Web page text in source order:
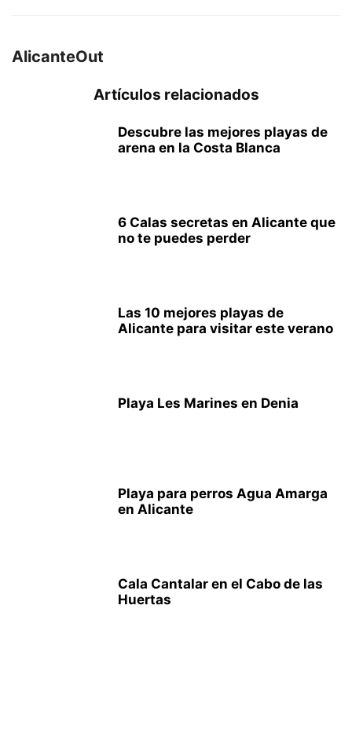
AlicanteOut
Artículos relacionados
Descubre las mejores playas de
arena en la Costa Blanca
6 Calas secretas en Alicante que
no te puedes perder
Las 10 mejores playas de
Alicante para visitar este verano
Playa Les Marines en Denia
Playa para perros Agua Amarga
en Alicante
Cala Cantalar en el Cabo de las
Huertas